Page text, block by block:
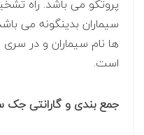
است.
جمع بندی و گارانتی جک